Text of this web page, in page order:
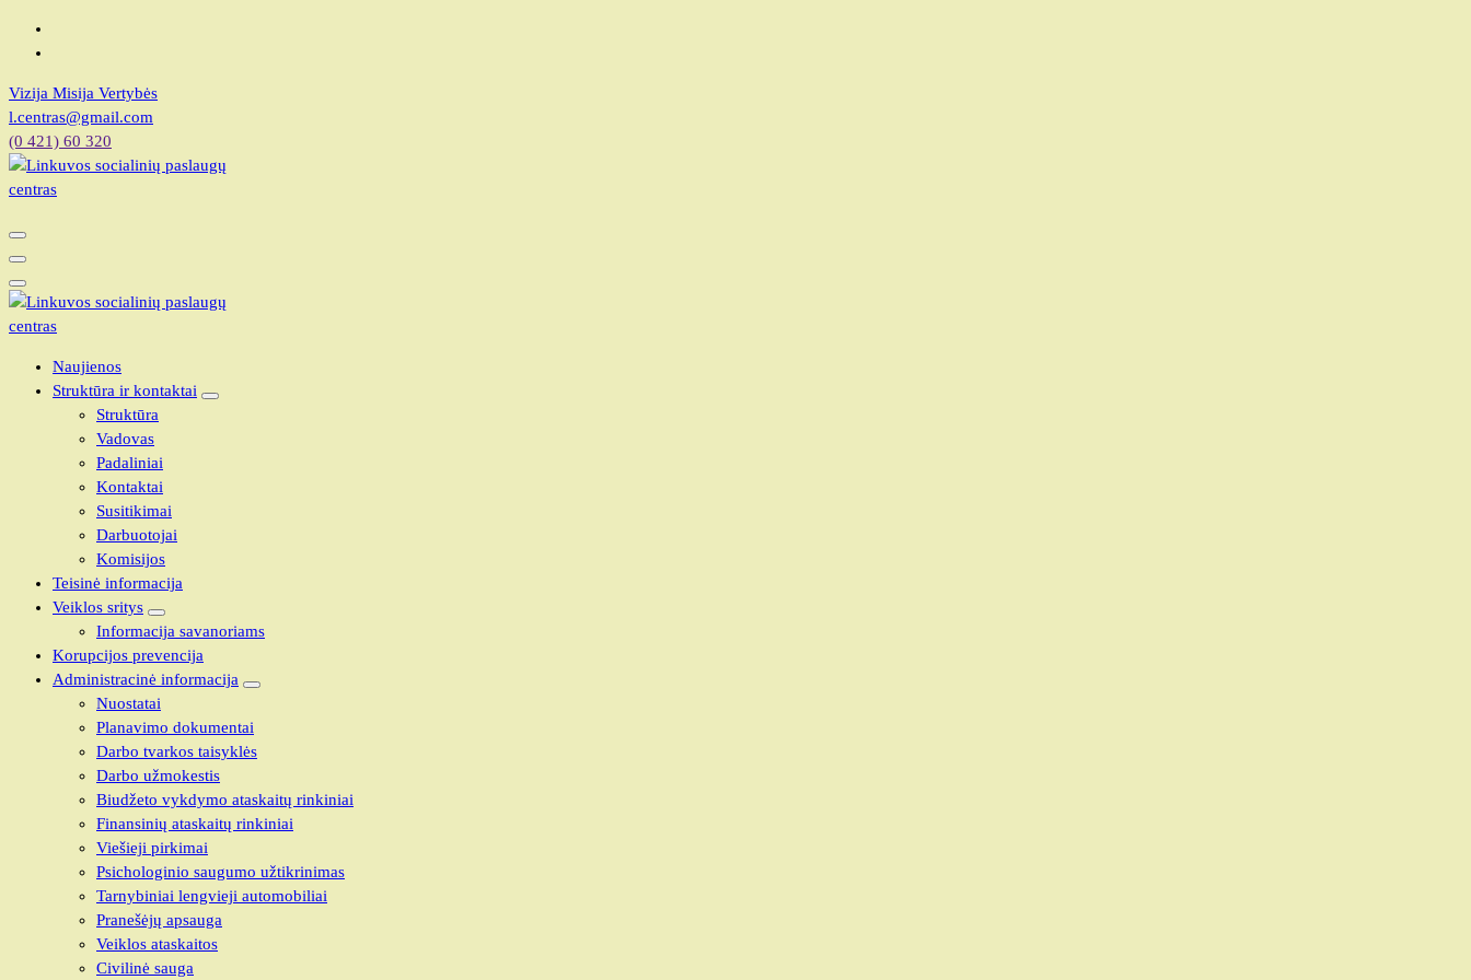
Skip
Vizija Misija Vertybės
l.centras@gmail.com
(0 421) 60 320
Linkuvos socialinių paslaugų centras
Linkuvos socialinių paslaugų centras
Naujienos
Struktūra ir kontaktai
Struktūra
Vadovas
Padaliniai
Kontaktai
Susitikimai
Darbuotojai
Komisijos
Teisinė informacija
Veiklos sritys
Informacija savanoriams
Korupcijos prevencija
Administracinė informacija
Nuostatai
Planavimo dokumentai
Darbo tvarkos taisyklės
Darbo užmokestis
Biudžeto vykdymo ataskaitų rinkiniai
Finansinių ataskaitų rinkiniai
Viešieji pirkimai
Psichologinio saugumo užtikrinimas
Tarnybiniai lengvieji automobiliai
Pranešėjų apsauga
Veiklos ataskaitos
Civilinė sauga